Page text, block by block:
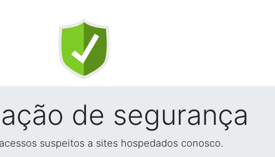
de segurança
suspeitos a sites hospedados conosco.